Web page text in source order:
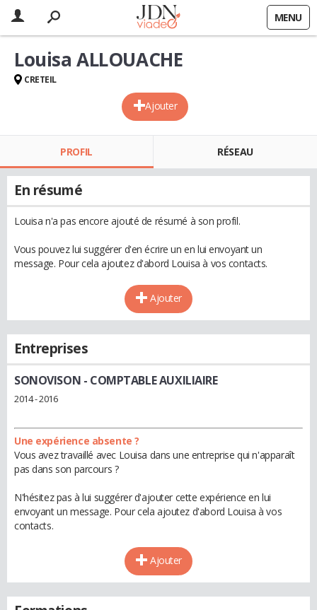
MENU
Ajouter
Louisa ALLOUACHE
CRETEIL
PROFIL RÉSEAU
En résumé
Louisa n'a pas encore ajouté de résumé à son profil.
Vous pouvez lui suggérer d'en écrire un en lui envoyant un
message. Pour cela ajoutez d'abord Louisa à vos contacts.
Ajouter
Entreprises
SONOVISON - COMPTABLE AUXILIAIRE
2014 - 2016
Une expérience absente ?
Vous avez travaillé avec Louisa dans une entreprise qui n'apparaît
pas dans son parcours ?
N'hésitez pas à lui suggérer d'ajouter cette expérience en lui
envoyant un message. Pour cela ajoutez d'abord Louisa à vos
contacts.
Ajouter